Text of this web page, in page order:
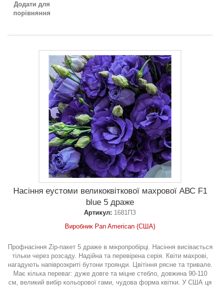
Додати для
порівняння
Насіння еустоми великоквіткової махрової АВС F1
blue 5 драже
Артикул: 1681ПЗ
Виробник Pan American (США)
Профнасіння Zip-пакет 5 драже в мікропробірці. Насіння висівається
тільки через розсаду. Надійна та перевірена серія. Квіти махрові,
нагадують напіврозкриті бутони троянди. Цвітіння рясне та тривале.
Має кілька переваг: дуже довге та міцне стебло, довжина 90-110
см, великий вибір кольорової гами, чудова форма квітки. У США ця